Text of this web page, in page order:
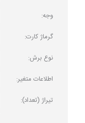
وجه:
گرماژ کارت:
نوع برش:
اطلاعات متغیر:
تیراژ (تعداد):